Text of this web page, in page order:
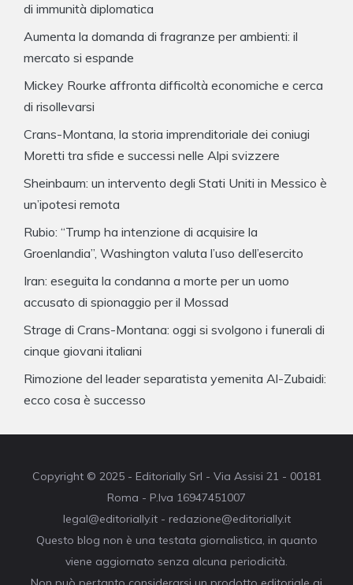
di immunità diplomatica
Aumenta la domanda di fragranze per ambienti: il
mercato si espande
Mickey Rourke affronta difficoltà economiche e cerca
di risollevarsi
Crans-Montana, la storia imprenditoriale dei coniugi
Moretti tra sfide e successi nelle Alpi svizzere
Sheinbaum: un intervento degli Stati Uniti in Messico è
un’ipotesi remota
Rubio: “Trump ha intenzione di acquisire la
Groenlandia”, Washington valuta l’uso dell’esercito
Iran: eseguita la condanna a morte per un uomo
accusato di spionaggio per il Mossad
Strage di Crans-Montana: oggi si svolgono i funerali di
cinque giovani italiani
Rimozione del leader separatista yemenita Al-Zubaidi:
ecco cosa è successo
Copyright © 2025 - Editorially Srl - Via Assisi 21 - 00181
Roma - P.Iva 16947451007
legal@editorially.it - redazione@editorially.it
Questo blog non è una testata giornalistica, in quanto
viene aggiornato senza alcuna periodicità.